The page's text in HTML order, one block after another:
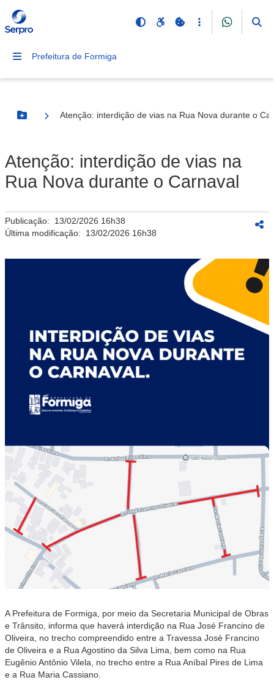
Prefeitura de Formiga
Botão Menu
Atenção: interdição de vias na Rua Nova durante o
Atenção: interdição de vias na
Rua Nova durante o Carnaval
Publicação: 13/02/2026 16h38
Última modificação: 13/02/2026 16h38
A Prefeitura de Formiga, por meio da Secretaria Municipal de Obras
e Trânsito, informa que haverá interdição na Rua José Francino de
Oliveira, no trecho compreendido entre a Travessa José Francino
de Oliveira e a Rua Agostino da Silva Lima, bem como na Rua
Eugênio Antônio Vilela, no trecho entre a Rua Aníbal Pires de Lima
e a Rua Maria Cassiano.